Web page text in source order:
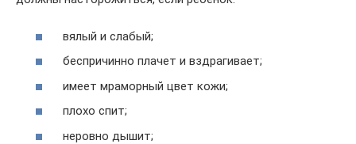
вялый и слабый;
беспричинно плачет и вздрагивает;
имеет мраморный цвет кожи;
плохо спит;
неровно дышит;